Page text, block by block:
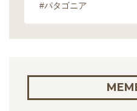
#パタゴニア